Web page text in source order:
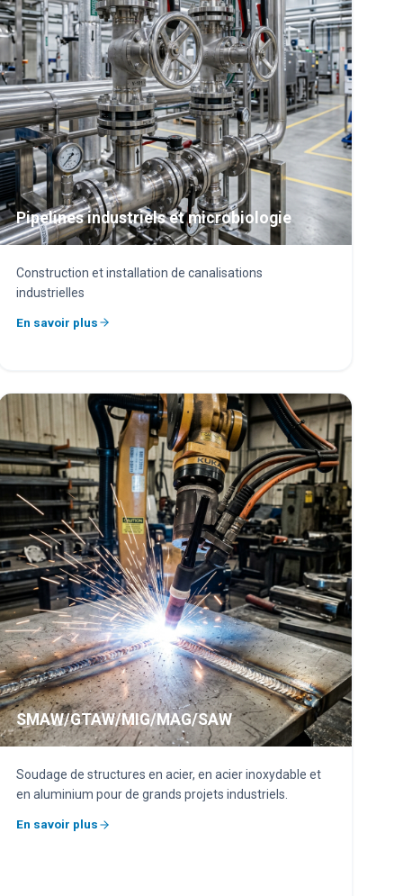
Pipelines industriels et microbiologie
Construction et installation de canalisations
industrielles
En savoir plus
SMAW/GTAW/MIG/MAG/SAW
Soudage de structures en acier, en acier inoxydable et
en aluminium pour de grands projets industriels.
En savoir plus